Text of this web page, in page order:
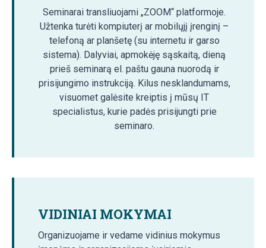
Seminarai transliuojami „ZOOM“ platformoje.
Užtenka turėti kompiuterį ar mobilųjį įrenginį –
telefoną ar planšetę (su internetu ir garso
sistema). Dalyviai, apmokėję sąskaitą, dieną
prieš seminarą el. paštu gauna nuorodą ir
prisijungimo instrukciją. Kilus nesklandumams,
visuomet galėsite kreiptis į mūsų IT
specialistus, kurie padės prisijungti prie
seminaro.
VIDINIAI MOKYMAI
Organizuojame ir vedame vidinius mokymus